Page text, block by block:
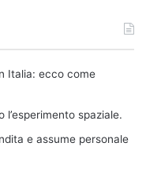
Italia: ecco come
spaziale.
e assume personale